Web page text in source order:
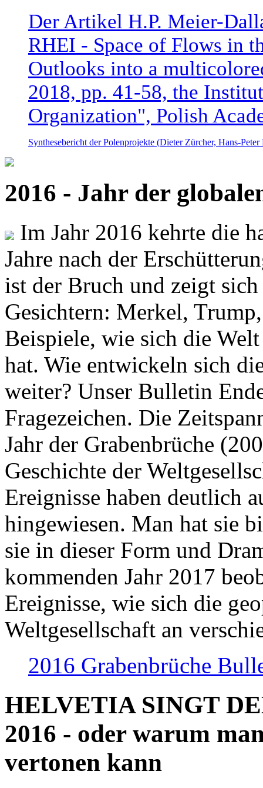
Der Artikel H.P. Meier-
RHEI - Space of Flows in
Outlooks into a
2018, pp. 41-58, the
Organization", Polish
Synthesebericht der Polenprojekte (Dieter Zürcher, Hans-
2016 - Jahr der
Im Jahr 2016 kehrte die
Jahre nach der
ist der Bruch und zeigt
Gesichtern: Merkel,
Beispiele, wie sich die
hat. Wie entwickeln sich
weiter? Unser Bulletin
Fragezeichen. Die
Jahr der Grabenbrüche
Geschichte der
Ereignisse haben deutlich
hingewiesen. Man hat sie
sie in dieser Form und
kommenden Jahr 2017
Ereignisse, wie sich die
Weltgesellschaft an
2016 Grabenbrüche
HELVETIA SINGT
2016 - oder warum
vertonen kann